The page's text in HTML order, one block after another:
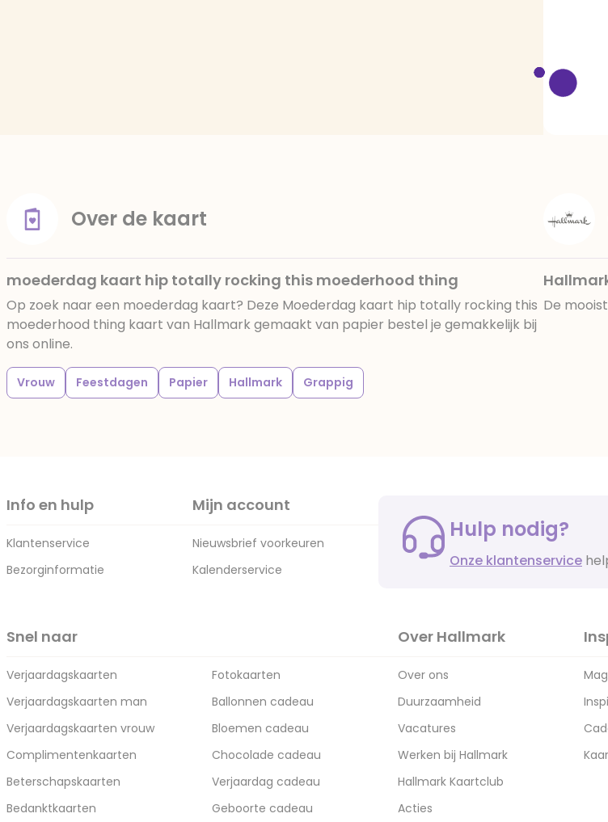
Over de kaart
moederdag kaart hip totally rocking this moederhood thing
Op zoek naar een moederdag kaart? Deze Moederdag kaart hip totally rocking this
moederhood thing kaart van Hallmark gemaakt van papier bestel je gemakkelijk bij
ons online.
Vrouw Feestdagen Papier Hallmark Grappig
De
Info en hulp
Klantenservice
Bezorginformatie
Mijn account
Nieuwsbrief voorkeuren
Kalenderservice
Hulp nodig?
Onze klantenservice
Snel naar
Verjaardagskaarten
Verjaardagskaarten man
Verjaardagskaarten vrouw
Complimentenkaarten
Beterschapskaarten
Bedanktkaarten
Fotokaarten
Ballonnen cadeau
Bloemen cadeau
Chocolade cadeau
Verjaardag cadeau
Geboorte cadeau
Over Hallmark
Over ons
Duurzaamheid
Vacatures
Werken bij Hallmark
Hallmark Kaartclub
Acties